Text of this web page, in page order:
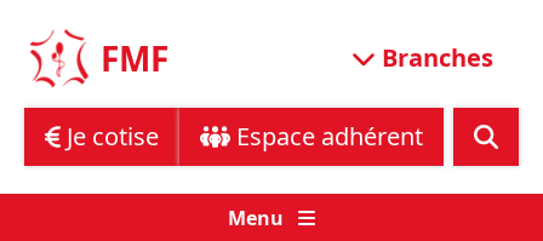
content
FMF Branches
Je cotise Espace adhérent
Menu